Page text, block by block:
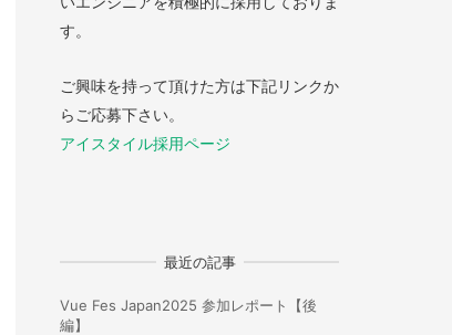
す。
ご興味を持って頂けた方は下記リンクか
らご応募下さい。
アイスタイル採用ページ
最近の記事
Vue Fes Japan2025 参加レポート【後
編】